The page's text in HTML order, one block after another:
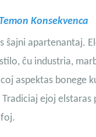
Konsekvenca
ŝajni apartenantaj.
ĉu industria,
aspektas bonege
ejoj elstaras